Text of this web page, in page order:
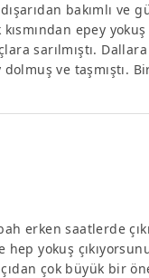
bakımlı ve
epey yokuş
sarılmıştı.
ve taşmıştı.
erken saatlerde
yokuş
çok büyük bir